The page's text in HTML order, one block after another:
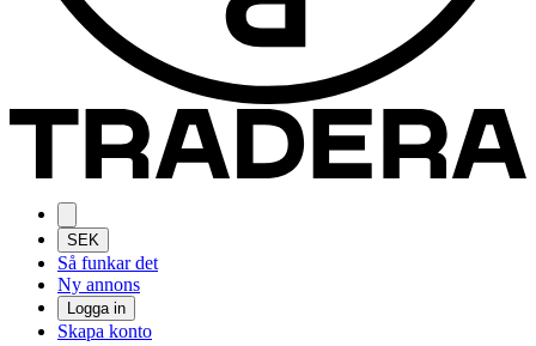
SEK
Så funkar det
Ny annons
Logga in
Skapa konto